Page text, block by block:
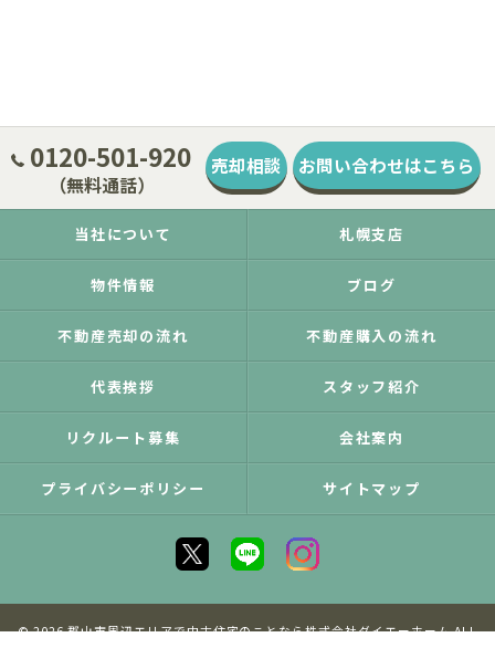
0120-501-920
（無料通話）
売却相談 お問い合わせはこちら
当社について 札幌支店
物件情報 ブログ
不動産売却の流れ 不動産購入の流れ
代表挨拶 スタッフ紹介
リクルート募集 会社案内
プライバシーポリシー サイトマップ
© 2026 郡山市周辺エリアで中古住宅のことなら株式会社ダイエーホーム ALL